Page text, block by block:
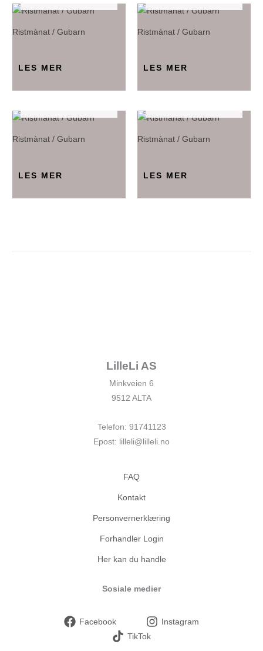
Ristmànat / Gubarn
LES MER
Ristmànat / Gubarn
LES MER
Ristmànat / Gubarn
LES MER
Ristmànat / Gubarn
LES MER
LilleLi AS
Minkveien 6
9512 ALTA
Telefon: 91741123
Epost: lilleli@lilleli.no
FAQ
Kontakt
Personvernerklæring
Forhandler Login
Her kan du handle
Sosiale medier
Facebook
Instagram
TikTok